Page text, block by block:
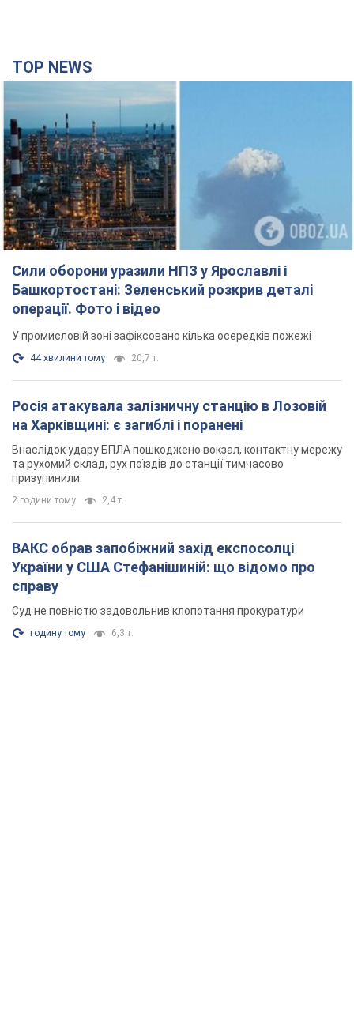
TOP NEWS
Сили оборони уразили НПЗ у Ярославлі і
Башкортостані: Зеленський розкрив деталі
операції. Фото і відео
У промисловій зоні зафіксовано кілька осередків пожежі
44 хвилини тому 20,7 т.
Росія атакувала залізничну станцію в Лозовій
на Харківщині: є загиблі і поранені
Внаслідок удару БПЛА пошкоджено вокзал, контактну мережу
та рухомий склад, рух поїздів до станції тимчасово
призупинили
2 години тому 2,4 т.
ВАКС обрав запобіжний захід експосолці
України у США Стефанішиній: що відомо про
справу
Суд не повністю задовольнив клопотання прокуратури
годину тому 6,3 т.